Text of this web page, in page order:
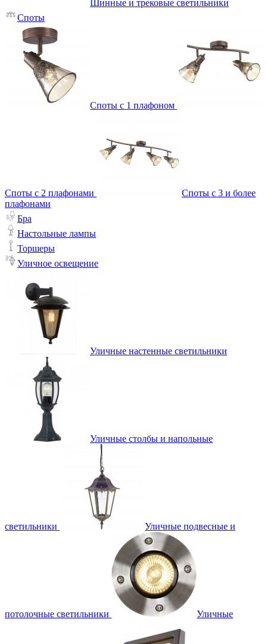
Шинные и трековые светильники
Споты
Споты с 1 плафоном
Споты с 2 плафонами
Споты с 3 и более
плафонами
Бра
Настольные лампы
Торшеры
Уличное освещение
Уличные настенные светильники
Уличные столбы и напольные
светильники Уличные подвесные и
потолочные светильники Уличные